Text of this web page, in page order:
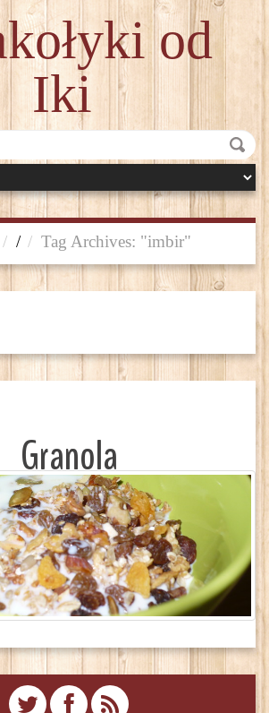
od
Iki
/ Tag Archives: "imbir"
Granola